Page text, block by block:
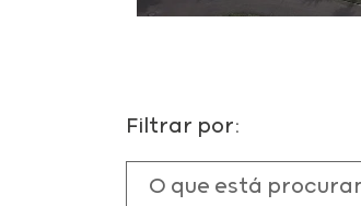
Filtrar por:
O que está